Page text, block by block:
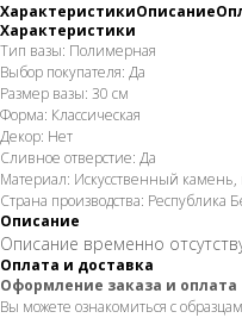
ХарактеристикиОписание
Характеристики
Тип вазы: Полимерная
Выбор покупателя: Да
Размер вазы: 30 см
Форма: Классическая
Декор: Нет
Сливное отверстие: Да
Материал: Искусственный
Страна производства: Республика
Описание
Описание временно
Оплата и доставка
Оформление заказа и оплата
Вы можете ознакомиться с